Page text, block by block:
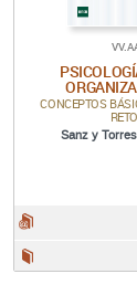
CONCEPTOS
Sanz y